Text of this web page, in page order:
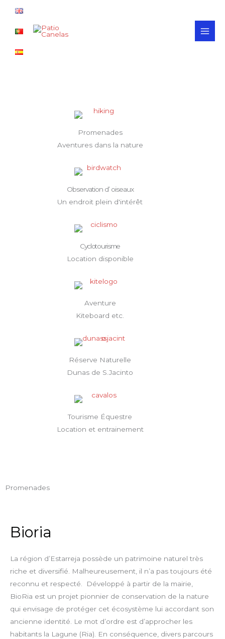
contenu
Promenades
Aventures dans la nature
Observation d’ oiseaux
Un endroit plein d'intérêt
Cyclotourisme
Location disponible
Aventure
Kiteboard etc.
Réserve Naturelle
Dunas de S.Jacinto
Tourisme Équestre
Location et entrainement
Promenades
Bioria
La région d’Estarreja possède un patrimoine naturel très
riche et diversifié. Malheureusement, il n’a pas toujours été
reconnu et respecté. Développé à partir de la mairie,
BioRia est un projet pionnier de conservation de la nature
qui envisage de protéger cet écosystème lui accordant son
ancienne identité. Le mot d’ordre est d’approcher les
habitants la Lagune (Ria). En conséquence, divers parcours